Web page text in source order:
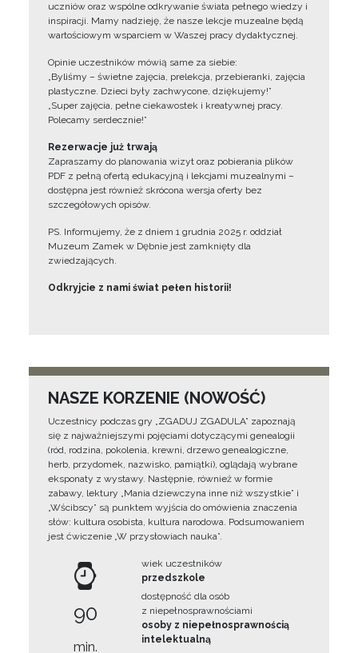
uczniów oraz wspólne odkrywanie świata pełnego wiedzy i
inspiracji. Mamy nadzieję, że nasze lekcje muzealne będą
wartościowym wsparciem w Waszej pracy dydaktycznej.
Opinie uczestników mówią same za siebie:
„Byliśmy – świetne zajęcia, prelekcja, przebieranki, zajęcia
plastyczne. Dzieci były zachwycone, dziękujemy!”
„Super zajęcia, pełne ciekawostek i kreatywnej pracy.
Polecamy serdecznie!”
Rezerwacje już trwają
Zapraszamy do planowania wizyt oraz pobierania plików
PDF z pełną ofertą edukacyjną i lekcjami muzealnymi –
dostępna jest również skrócona wersja oferty bez
szczegółowych opisów.
PS. Informujemy, że z dniem 1 grudnia 2025 r. oddział
Muzeum Zamek w Dębnie jest zamknięty dla
zwiedzających.
Odkryjcie z nami świat pełen historii!
NASZE KORZENIE (NOWOŚĆ)
Uczestnicy podczas gry „ZGADUJ ZGADULA” zapoznają
się z najważniejszymi pojęciami dotyczącymi genealogii
(ród, rodzina, pokolenia, krewni, drzewo genealogiczne,
herb, przydomek, nazwisko, pamiątki), oglądają wybrane
eksponaty z wystawy. Następnie, również w formie
zabawy, lektury „Mania dziewczyna inne niż wszystkie” i
„Wścibscy” są punktem wyjścia do omówienia znaczenia
słów: kultura osobista, kultura narodowa. Podsumowaniem
jest ćwiczenie „W przysłowiach nauka”.
90
min.
wiek uczestników
przedszkole
dostępność dla osób
z niepełnosprawnościami
osoby z niepełnosprawnością
intelektualną